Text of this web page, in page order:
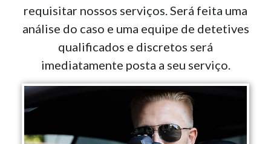
requisitar nossos serviços. Será feita uma
análise do caso e uma equipe de detetives
qualificados e discretos será
imediatamente posta a seu serviço.